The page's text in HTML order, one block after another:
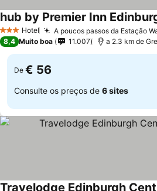
3 EstrelasHotel A poucos passos da Estação
hub by Premier Inn
8,4 Muito boa 11.007 a 2.3 km de
De € 56
Consulte os preços de 6 sites
Travelodge Edinburgh